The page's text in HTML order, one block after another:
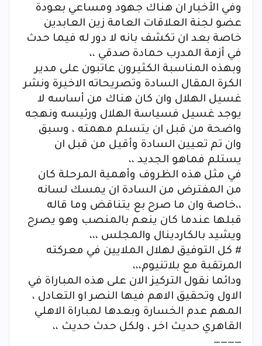
وفي الأخبار ان هناك جهود ومساعي بعودة
عضو لجنة العلاقات العامة زين العابدين
خاصة بعد ان تكشف بانه لا دور له فيما حدث
في أزمة المدرب حمادة صدقي ،،
وبهذه المناسبة الكثيرون عاتبون على مدير
الكرة المقال السادة وتصريحاته الاخيرة ونشر
غسيل الهلال وان كان هناك من أساسه لا
يوجد غسيل فسياسة الهلال ورئيسه ونهجه
واضحة من قبل ان يتسلم مهمته ، وسبق
وان تم تعيين السادة وأقيل من قبل ان
يستلم فماهو الجديد ،،
في مثل هذه الظروف وأهمية المرحلة كان
من المفترض من السادة ان يمسك لسانه
،،خاصة وان ما صرح بع يتناقض وما قاله
قبلها عندما كان ينعم بالمنصب وهو يصرح
ويشيد بالكاردينال والمجلس ،،،
# كل التوفيق لهلال الملايين في معركته
المرتقبة مع بلاتنيوم،،،
ودائما نقول التركيز الان على هذه المباراة في
الاول وتحقيق الاهم فيها النصر او التعادل ،
المهم عدم الخسارة وبعدها لمباراة الاهلي
القاهري حديث اخر ، ولكل حدث حديث ،،
————